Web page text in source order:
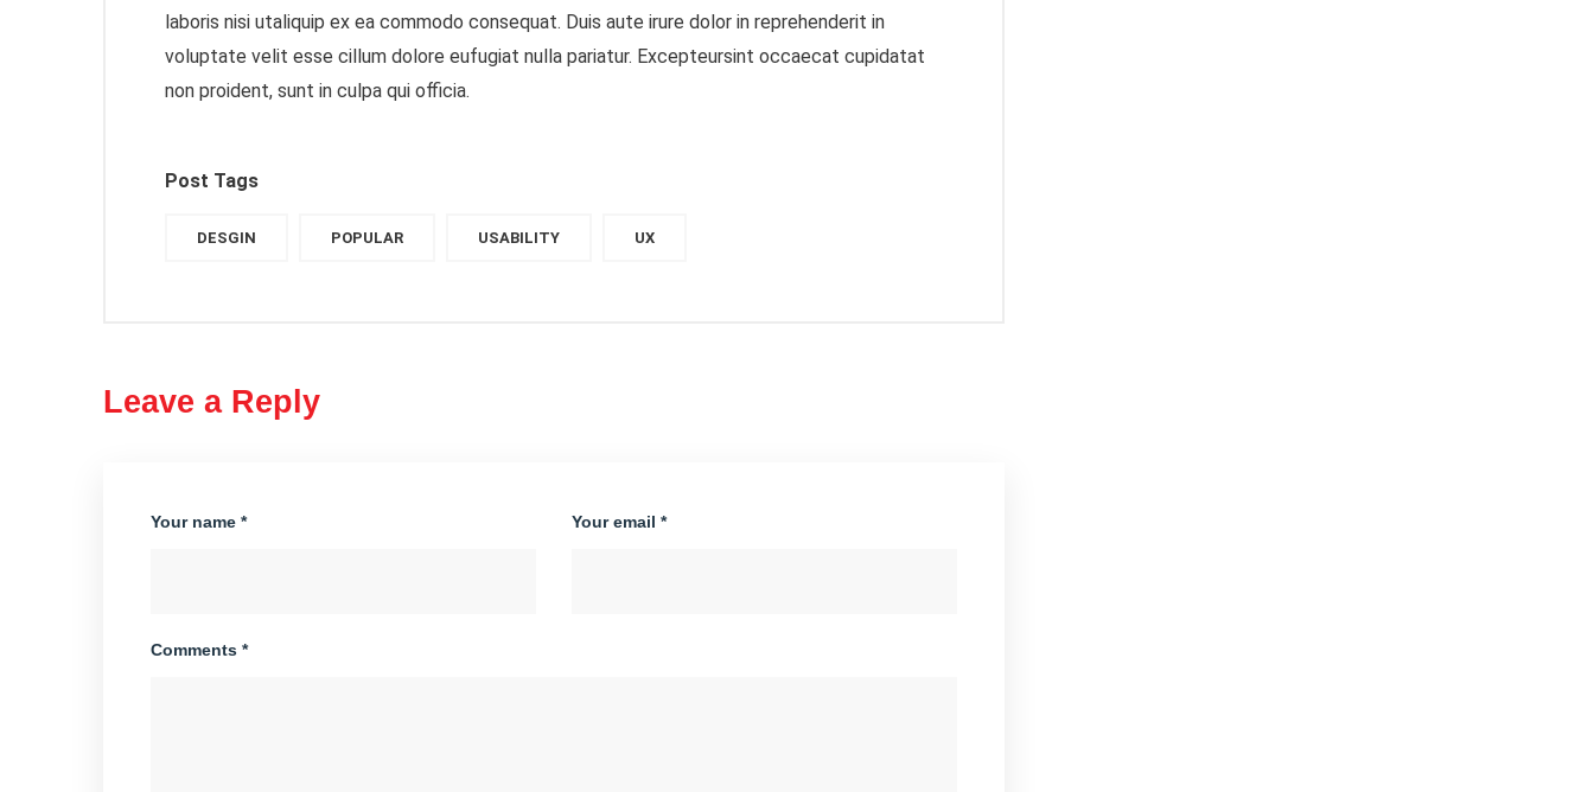
laboris nisi utaliquip ex ea commodo consequat. Duis aute irure dolor in reprehenderit in
voluptate velit esse cillum dolore eufugiat nulla pariatur. Excepteursint occaecat cupidatat
non proident, sunt in culpa qui officia.
Post Tags
DESGIN POPULAR USABILITY UX
Leave a Reply
Your name * Your email *
Comments *